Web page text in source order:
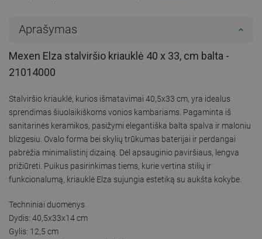
Aprašymas
Mexen Elza stalviršio kriauklė 40 x 33, cm balta -
21014000
Stalviršio kriauklė, kurios išmatavimai 40,5x33 cm, yra idealus
sprendimas šiuolaikiškoms vonios kambariams. Pagaminta iš
sanitarinės keramikos, pasižymi elegantiška balta spalva ir maloniu
blizgesiu. Ovalo forma bei skylių trūkumas baterijai ir perdangai
pabrėžia minimalistinį dizainą. Dėl apsauginio paviršiaus, lengva
prižiūrėti. Puikus pasirinkimas tiems, kurie vertina stilių ir
funkcionalumą, kriauklė Elza sujungia estetiką su aukšta kokybe.
Techniniai duomenys
Dydis: 40,5x33x14 cm
Gylis: 12,5 cm